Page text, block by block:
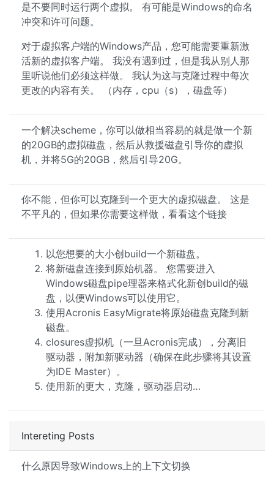
Intereting Posts
什么原因导致Windows上的上下文切换
是不要同时运行两个虚拟。 有可能是Windows的命名
冲突和许可问题。
对于虚拟客户端的Windows产品，您可能需要重新激
活新的虚拟客户端。 我没有遇到过，但是我从别人那
里听说他们必须这样做。 我认为这与克隆过程中每次
更改的内容有关。 （内存，cpu（s），磁盘等）
一个解决scheme，你可以做相当容易的就是做一个新
的20GB的虚拟磁盘，然后从救援磁盘引导你的虚拟
机，并将5G的20GB，然后引导20G。
你不能，但你可以克隆到一个更大的虚拟磁盘。 这是
不平凡的，但如果你需要这样做，看看这个链接
以您想要的大小创build一个新磁盘。
将新磁盘连接到原始机器。 您需要进入
Windows磁盘pipe理器来格式化新创build的磁
盘，以便Windows可以使用它。
使用Acronis EasyMigrate将原始磁盘克隆到新
磁盘。
closures虚拟机（一旦Acronis完成），分离旧
驱动器，附加新驱动器（确保在此步骤将其设置
为IDE Master）。
使用新的更大，克隆，驱动器启动…